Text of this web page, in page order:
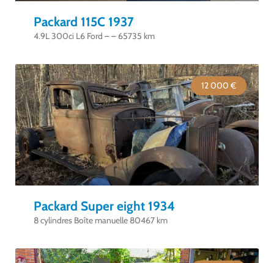
Packard 115C 1937
4.9L 300ci L6 Ford – – 65735 km
12 000 €
Packard Super eight 1934
8 cylindres Boîte manuelle 80467 km
Good Timers Assistance
Toujours heureux d'aider les passionnés